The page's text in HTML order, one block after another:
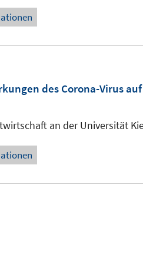
des Corona-Virus
an der Universität